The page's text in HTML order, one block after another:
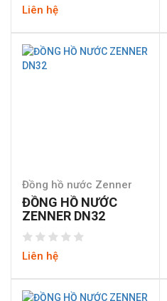
Liên hệ
Đồng hồ nước Zenner
ĐỒNG HỒ NƯỚC
ZENNER DN32
Liên hệ